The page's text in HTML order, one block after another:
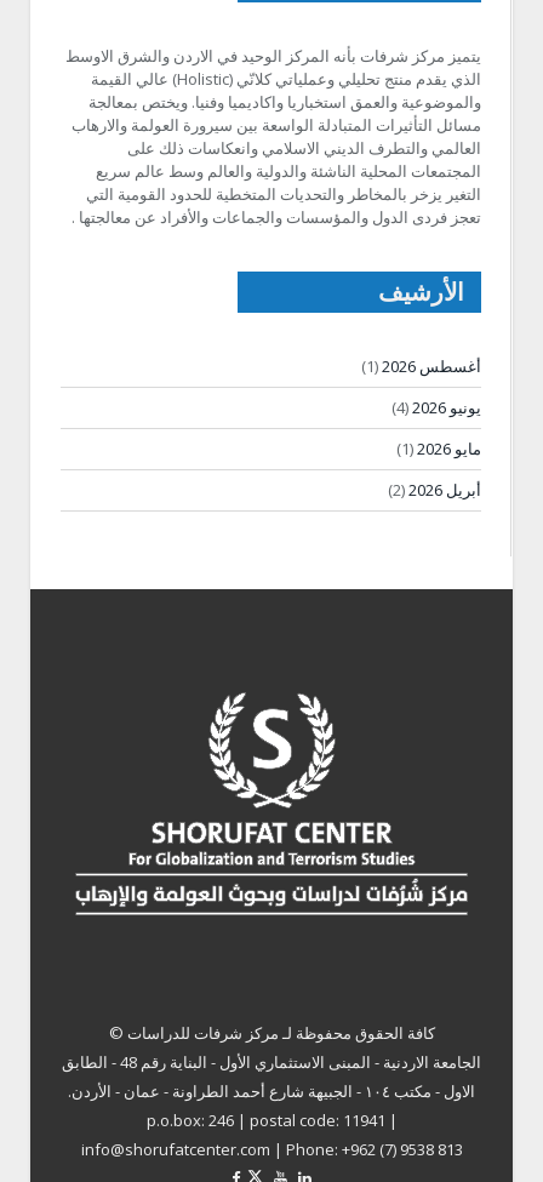
يتميز مركز شرفات بأنه المركز الوحيد في الاردن والشرق الاوسط
الذي يقدم منتج تحليلي وعملياتي كلانّي (Holistic) عالي القيمة
والموضوعية والعمق استخباريا واكاديميا وفنيا. ويختص بمعالجة
مسائل التأثيرات المتبادلة الواسعة بين سيرورة العولمة والارهاب
العالمي والتطرف الديني الاسلامي وانعكاسات ذلك على
المجتمعات المحلية الناشئة والدولية والعالم وسط عالم سريع
التغير يزخر بالمخاطر والتحديات المتخطية للحدود القومية التي
تعجز فردى الدول والمؤسسات والجماعات والأفراد عن معالجتها .
الأرشيف
أغسطس 2026
(1)
يونيو 2026
(4)
مايو 2026
(1)
أبريل 2026
(2)
كافة الحقوق محفوظة لـ مركز شرفات للدراسات ©
الجامعة الاردنية - المبنى الاستثماري الأول - البناية رقم 48 - الطابق
الاول - مكتب ١٠٤ - الجبيهة شارع أحمد الطراونة - عمان - الأردن.
p.o.box: 246 | postal code: 11941 |
info@shorufatcenter.com | Phone: +962 (7) 9538 813